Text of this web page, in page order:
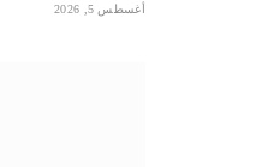
أغسطس 5, 2026